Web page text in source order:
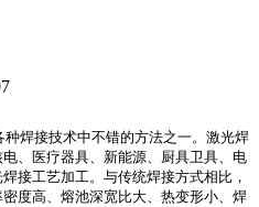
焊接技术中不错的方法之一。激光焊
、医疗器具、新能源、厨具卫具、电
接工艺加工。与传统焊接方式相比，
度高、熔池深宽比大、热变形小、焊